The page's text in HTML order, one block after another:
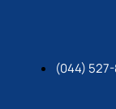
(044)